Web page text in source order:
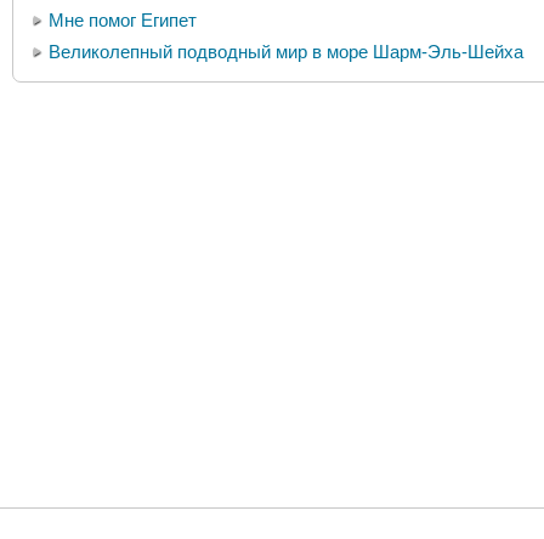
Мне помог Египет
Великолепный подводный мир в море Шарм-Эль-Шейха